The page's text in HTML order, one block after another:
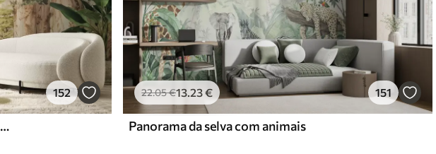
152
Caminho florestal entre árvores majestosas em estilo aquarela
22.05€13 .23€ 151
Panorama da selva com animais